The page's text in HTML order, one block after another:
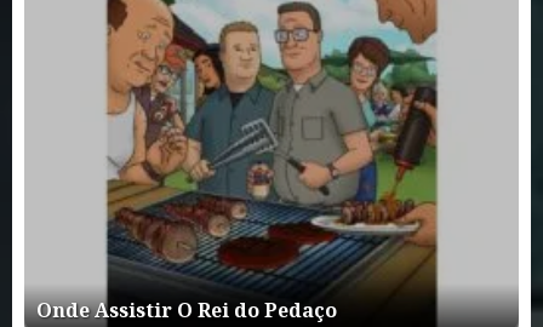
Onde Assistir O Rei do Pedaço